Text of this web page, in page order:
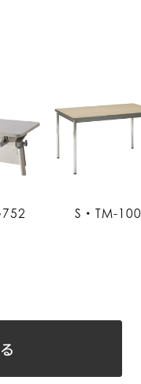
S・TM-100